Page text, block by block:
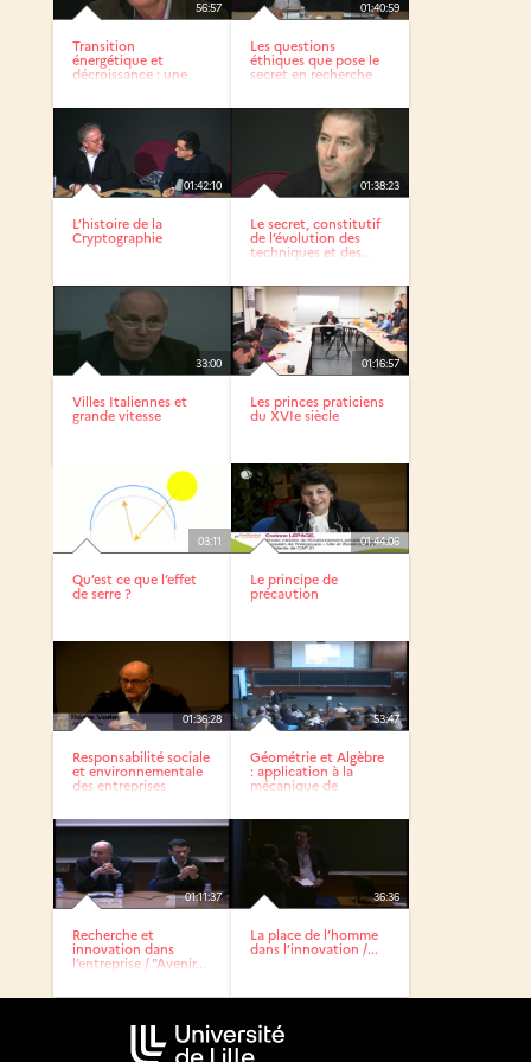
56:57
Transition
énergétique et
décroissance : une
01:40:59
Les questions
éthiques que pose le
secret en recherche
01:42:10
L’histoire de la
Cryptographie
01:38:23
Le secret, constitutif
de l’évolution des
techniques et des...
33:00
Villes Italiennes et
grande vitesse
01:16:57
Les princes praticiens
du XVIe siècle
03:11
Qu’est ce que l’effet
de serre ?
01:44:06
Le principe de
précaution
01:36:28
Responsabilité sociale
et environnementale
des entreprises
53:47
Géométrie et Algèbre
: application à la
mécanique de
01:11:37
Recherche et
innovation dans
l’entreprise / "Avenir...
36:36
La place de l’homme
dans l’innovation /...